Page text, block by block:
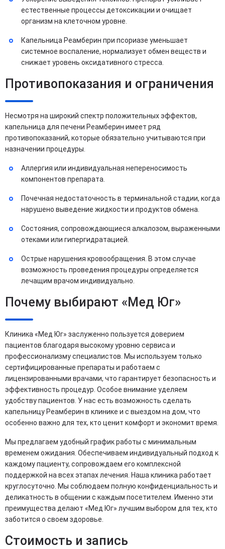
естественные процессы детоксикации и очищает
организм на клеточном уровне.
Капельница Реамберин при псориазе уменьшает
системное воспаление, нормализует обмен веществ и
снижает уровень оксидативного стресса.
Противопоказания и ограничения
Несмотря на широкий спектр положительных эффектов,
капельница для печени Реамберин имеет ряд
противопоказаний, которые обязательно учитываются при
назначении процедуры.
Аллергия или индивидуальная непереносимость
компонентов препарата.
Почечная недостаточность в терминальной стадии, когда
нарушено выведение жидкости и продуктов обмена.
Состояния, сопровождающиеся алкалозом, выраженными
отеками или гипергидратацией.
Острые нарушения кровообращения. В этом случае
возможность проведения процедуры определяется
лечащим врачом индивидуально.
Почему выбирают «Мед Юг»
Клиника «Мед Юг» заслуженно пользуется доверием
пациентов благодаря высокому уровню сервиса и
профессионализму специалистов. Мы используем только
сертифицированные препараты и работаем с
лицензированными врачами, что гарантирует безопасность и
эффективность процедур. Особое внимание уделяем
удобству пациентов. У нас есть возможность сделать
капельницу Реамберин в клинике и с выездом на дом, что
особенно важно для тех, кто ценит комфорт и экономит время.
Мы предлагаем удобный график работы с минимальным
временем ожидания. Обеспечиваем индивидуальный подход к
каждому пациенту, сопровождаем его комплексной
поддержкой на всех этапах лечения. Наша клиника работает
круглосуточно. Мы соблюдаем полную конфиденциальность и
деликатность в общении с каждым посетителем. Именно эти
преимущества делают «Мед Юг» лучшим выбором для тех, кто
заботится о своем здоровье.
Стоимость и запись